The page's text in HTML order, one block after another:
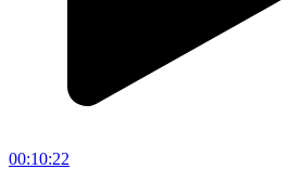
00:10:22